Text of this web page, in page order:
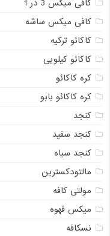
کافی میکس 3 در 1
کافی میکس ساشه
کاکائو ترکیه
کاکائو کیلویی
کره کاکائو
کره کاکائو بابو
کنجد
کنجد سفید
کنجد سیاه
مالتودکسترین
مولتی کافه
میکس قهوه
نسکافه